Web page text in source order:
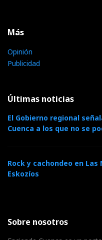
Más
Opinión
Publicidad
Últimas noticias
El Gobierno regional
Cuenca a los que no se
Rock y cachondeo en
Eskozíos
Sobre nosotros